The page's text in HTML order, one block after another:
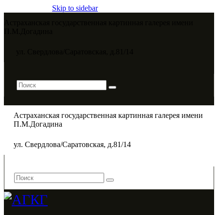
Skip to sidebar
Астраханская государственная картинная галерея имени
П.М.Догадина​
ул. Свердлова/Саратовская, д.81/14